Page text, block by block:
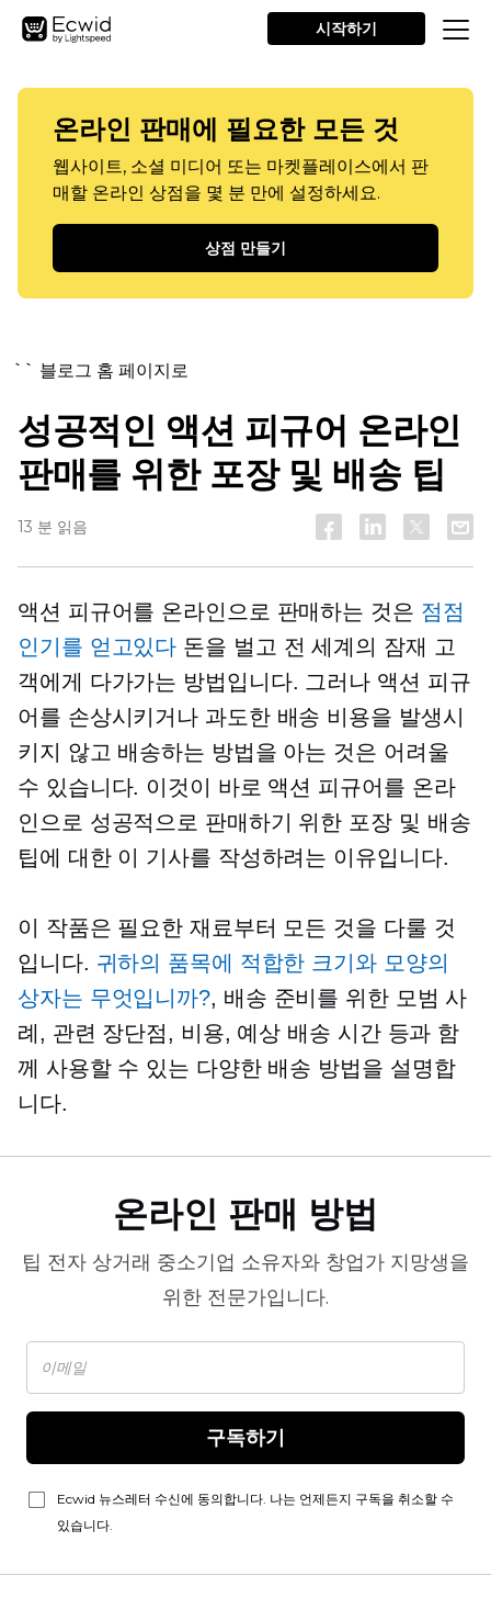
시작하기
온라인 판매에 필요한 모든 것
웹사이트, 소셜 미디어 또는 마켓플레이스에서 판
매할 온라인 상점을 몇 분 만에 설정하세요.
상점 만들기
`` 블로그 홈 페이지로
성공적인 액션 피규어 온라인
판매를 위한 포장 및 배송 팁
13 분 읽음
액션 피규어를 온라인으로 판매하는 것은 점점
인기를 얻고있다 돈을 벌고 전 세계의 잠재 고
객에게 다가가는 방법입니다. 그러나 액션 피규
어를 손상시키거나 과도한 배송 비용을 발생시
키지 않고 배송하는 방법을 아는 것은 어려울
수 있습니다. 이것이 바로 액션 피규어를 온라
인으로 성공적으로 판매하기 위한 포장 및 배송
팁에 대한 이 기사를 작성하려는 이유입니다.
이 작품은 필요한 재료부터 모든 것을 다룰 것
입니다. 귀하의 품목에 적합한 크기와 모양의
상자는 무엇입니까?, 배송 준비를 위한 모범 사
례, 관련 장단점, 비용, 예상 배송 시간 등과 함
께 사용할 수 있는 다양한 배송 방법을 설명합
니다.
온라인 판매 방법
팁 전자 상거래 중소기업 소유자와 창업가 지망생을
위한 전문가입니다.
구독하기
Ecwid 뉴스레터 수신에 동의합니다. 나는 언제든지 구독을 취소할 수
있습니다.